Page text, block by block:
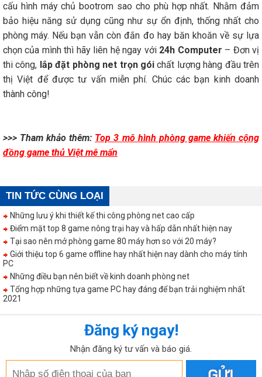
cấu hình máy chủ bootrom sao cho phù hợp nhất. Nhằm đảm
bảo hiệu năng sử dụng cũng như sự ổn định, thống nhất cho
phòng máy. Nếu bạn vẫn còn đắn đo hay băn khoăn về sự lựa
chọn của mình thì hãy liên hệ ngay với 24h Computer – Đơn vị
thi công, lắp đặt phòng net trọn góichất lượng hàng đầu trên
thị Việt để được tư vấn miễn phí. Chúc các bạn kinh doanh
thành công!
>>> Tham khảo thêm: Top 3 mô hình phòng game khiến cộng
đồng game thủ Việt mê mẩn
TIN TỨC CÙNG LOẠI
Những lưu ý khi thiết kế thi công phòng net cao cấp
Điểm mặt top 8 game nông trại hay và hấp dẫn nhất hiện nay
Tại sao nên mở phòng game 80 máy hơn so với 20 máy?
Giới thiệu top 6 game offline hay nhất hiện nay dành cho máy tính
PC
Những điều bạn nên biết về kinh doanh phòng net
Tổng hợp những tựa game PC hay đáng để bạn trải nghiệm nhất
2021
Đăng ký ngay!
Nhận đăng ký tư vấn và báo giá.